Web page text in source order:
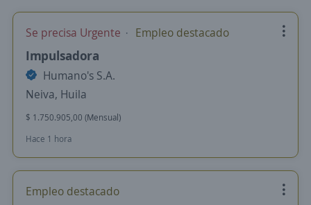
Se precisa Urgente Empleo destacado
Impulsadora
Humano's S.A.
Neiva, Huila
$ 1.750.905,00 (Mensual)
Hace 1 hora
Empleo destacado